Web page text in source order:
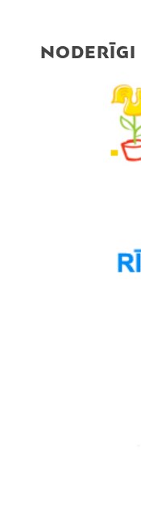
NODERĪGI